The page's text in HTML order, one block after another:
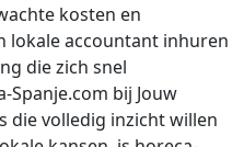
kosten en
lokale accountant inhuren
die zich snel
Spanje.com bij Jouw
die volledig inzicht willen